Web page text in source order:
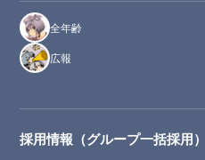
全年齢
広報
採用情報（グループ一括採用）